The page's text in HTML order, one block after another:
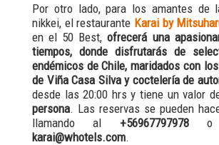
Por otro lado, para los amantes de
nikkei, el restaurante Karai by
en el 50 Best,ofrecerá una
tiempos, donde disfrutarás de
endémicos de Chile, maridados con
de Viña Casa Silva y coctelería de
desde las 20:00 hrs y tiene un valor
persona. Las reservas se pueden
llamando al +56967797978o
karai@whotels.com.